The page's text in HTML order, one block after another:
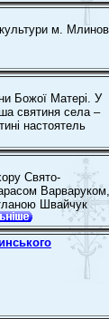
культури м.
Божої Матері. У
святиня села –
настоятель
Свято-
Варваруком,
Швайчук